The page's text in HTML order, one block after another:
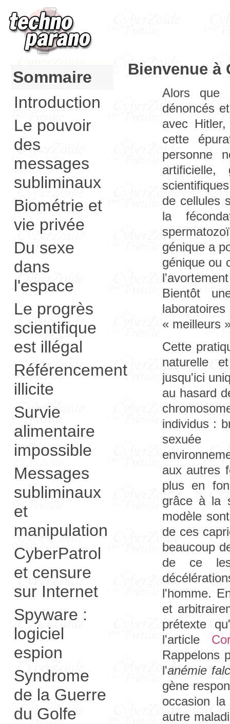
Sommaire
Introduction
Le pouvoir
des
messages
subliminaux
Biométrie et
vie privée
Du sexe
dans
l'espace
Le progrès
scientifique
est illégal
Référencement
illicite
Survie
alimentaire
impossible
Messages
subliminaux
et
manipulation
CyberPatrol
et censure
sur Internet
Spyware :
logiciel
espion
Syndrome
de la Guerre
du Golfe
Bienvenue à
Alors que
dénoncés
avec
cette
personne
de cellules
la
génique a
génique ou
Bientôt
« meilleurs
Cette
naturelle
jusqu'ici
au hasard
individus :
sexuée
aux autres
plus en
grâce à la
modèle
de ces
beaucoup
de ce les
l'homme.
et
prétexte
l'article
Rappelons
l'anémie
gène
occasion
autre